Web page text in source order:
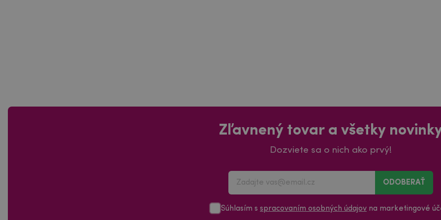
Zľavnený tovar a všetky
Dozviete sa o nich ako prvý!
ODOBERAŤ
Súhlasím s spracovaním osobných údajov na marketingové